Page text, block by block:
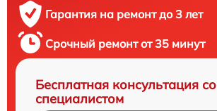
Гарантия на ремонт до 3 лет
Срочный ремонт от 35 минут
Бесплатная консультация со
специалистом